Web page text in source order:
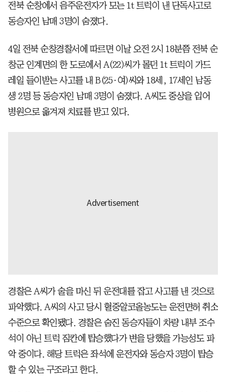
전북 순창에서 음주운전자가 모는 1t 트럭이 낸 단독사고로
동승자인 남매 3명이 숨졌다.
4일 전북 순창경찰서에 따르면 이날 오전 2시 18분쯤 전북 순
창군 인계면의 한 도로에서 A(22)씨가 몰던 1t 트럭이 가드
레일 들이받는 사고를 내 B(25·여)씨와 18세, 17세인 남동
생 2명 등 동승자인 남매 3명이 숨졌다. A씨도 중상을 입어
병원으로 옮겨져 치료를 받고 있다.
경찰은 A씨가 술을 마신 뒤 운전대를 잡고 사고를 낸 것으로
파악했다. A씨의 사고 당시 혈중알코올농도는 운전면허 취소
수준으로 확인됐다. 경찰은 숨진 동승자들이 차량 내부 조수
석이 아닌 트럭 짐칸에 탑승했다가 변을 당했을 가능성도 파
악 중이다. 해당 트럭은 좌석에 운전자와 동승자 3명이 탑승
할 수 있는 구조라고 한다.